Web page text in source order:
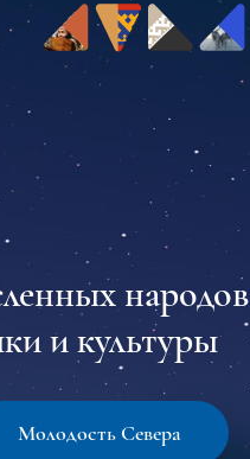
народов
и культуры
Молодость Севера